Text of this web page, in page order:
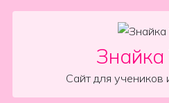
Знайка
Сайт для учеников